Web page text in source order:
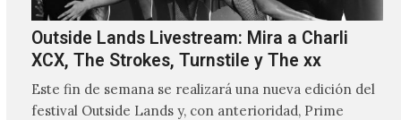
Outside Lands Livestream: Mira a Charli
XCX, The Strokes, Turnstile y The xx
Este fin de semana se realizará una nueva edición del
festival Outside Lands y, con anterioridad, Prime